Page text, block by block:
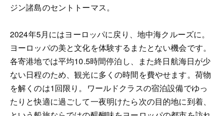
ジン諸島のセントトーマス。
2024年5月にはヨーロッパに戻り、地中海クルーズに。
ヨーロッパの美と文化を体験するまたとない機会です。
各寄港地では平均10.5時間停泊し、また終日航海日が少
ない日程のため、観光に多くの時間を費やせます。荷物
を解くのは1回限り。ワールドクラスの宿泊設備でゆっ
たりと快適に過ごして一夜明けたら次の目的地に到着、